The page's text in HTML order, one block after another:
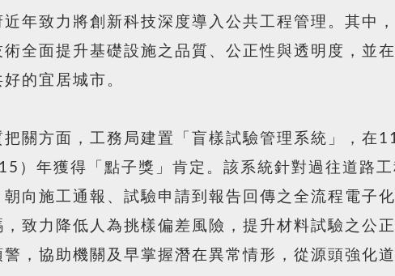
近年致力將創新科技深度導入公共工程管理。其中
術全面提升基礎設施之品質、公正性與透明度，並
的宜居城市。
關方面，工務局建置「盲樣試驗管理系統」，在
）年獲得「點子獎」肯定。該系統針對過往道路
向施工通報、試驗申請到報告回傳之全流程電子
致力降低人為挑樣偏差風險，提升材料試驗之公
，協助機關及早掌握潛在異常情形，從源頭強化